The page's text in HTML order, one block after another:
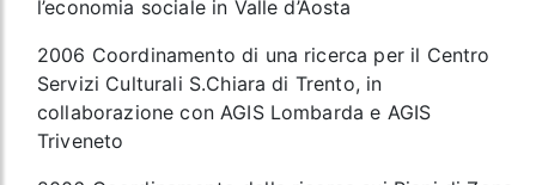
l’economia sociale in Valle d’Aosta
2006 Coordinamento di una ricerca per il Centro
Servizi Culturali S.Chiara di Trento, in
collaborazione con AGIS Lombarda e AGIS
Triveneto